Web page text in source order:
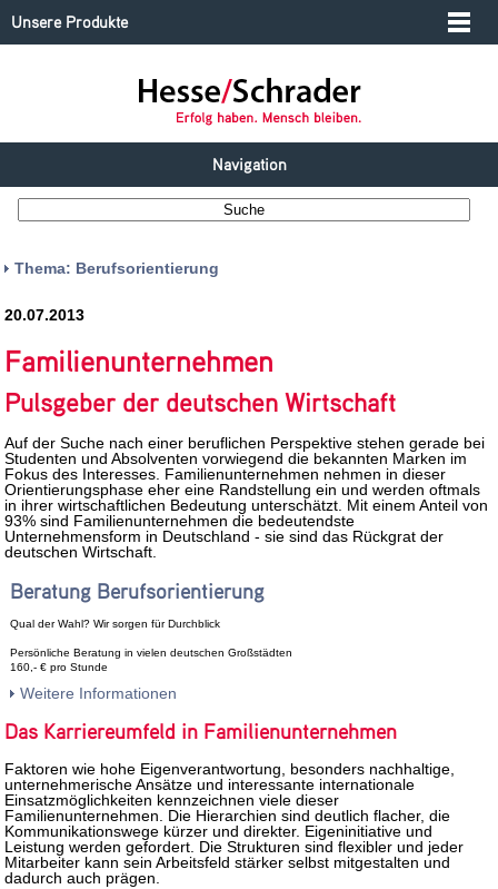
Unsere Produkte
Navigation
Thema: Berufsorientierung
20.07.2013
Familienunternehmen
Pulsgeber der deutschen Wirtschaft
Auf der Suche nach einer beruflichen Perspektive stehen gerade bei
Studenten und Absolventen vorwiegend die bekannten Marken im
Fokus des Interesses. Familienunternehmen nehmen in dieser
Orientierungsphase eher eine Randstellung ein und werden oftmals
in ihrer wirtschaftlichen Bedeutung unterschätzt. Mit einem Anteil von
93% sind Familienunternehmen die bedeutendste
Unternehmensform in Deutschland - sie sind das Rückgrat der
deutschen Wirtschaft.
Beratung Berufsorientierung
Qual der Wahl? Wir sorgen für Durchblick
Persönliche Beratung in vielen deutschen Großstädten
160,- € pro Stunde
Weitere Informationen
Das Karriereumfeld in Familienunternehmen
Faktoren wie hohe Eigenverantwortung, besonders nachhaltige,
unternehmerische Ansätze und interessante internationale
Einsatzmöglichkeiten kennzeichnen viele dieser
Familienunternehmen. Die Hierarchien sind deutlich flacher, die
Kommunikationswege kürzer und direkter. Eigeninitiative und
Leistung werden gefordert. Die Strukturen sind flexibler und jeder
Mitarbeiter kann sein Arbeitsfeld stärker selbst mitgestalten und
dadurch auch prägen.